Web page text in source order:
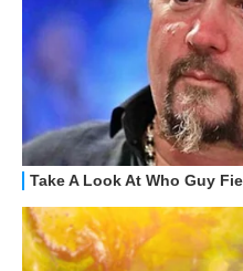
GUIDE ALL'ACQUISTO